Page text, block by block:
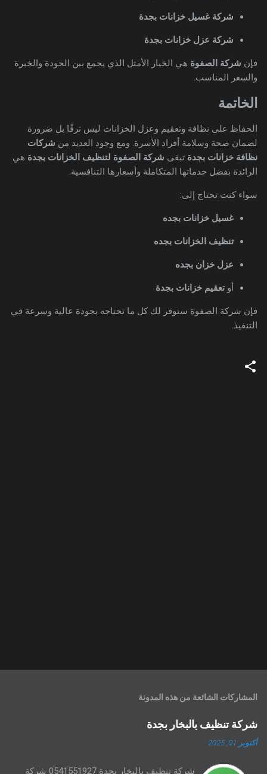
شركة غسيل خزانات بجدة
شركة عزل خزانات بجدة
فإنشركة الصفوةهي الخيار الأمثل الذي يجمع بين الجودة والخبرة
والسعر المناسب.
الخاتمة
الحفاظ على نظافة وتعقيم وعزل الخزانات ليس ترفًا بل ضرورة
لضمان صحة وسلامة أفراد الأسرة. ومع وجود العديد منشركات
نظافة خزانات بجدةتبقىشركة الصفوة لتنظيف الخزانات بجدةهي
الرائدة بفضل خدماتها المتكاملة وأسعارها التنافسية.
سواء كنت تحتاج إلى:
غسيل خزانات بجده
تنظيف الخزانات بجده
عزل خزان بجده
أو تعقيم خزانات بجدة
فإن شركة الصفوة ستوفر لك كل ما تحتاجه بجودة عالية وسرعة في
التنفيذ.
المشاركات الشائعة من هذه المدونة
شركة تنظيف بالبخار بجدة
أكتوبر 01, 2025
شركة تنظيف بالبخار بجدة 0541551927 شركة